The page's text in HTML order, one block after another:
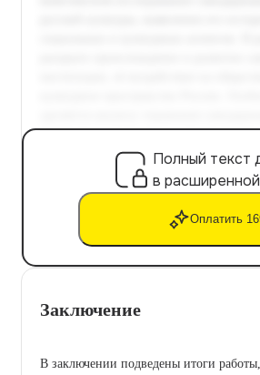
Полный текст
в
Оплатить
Заключение
В заключении подведены итоги